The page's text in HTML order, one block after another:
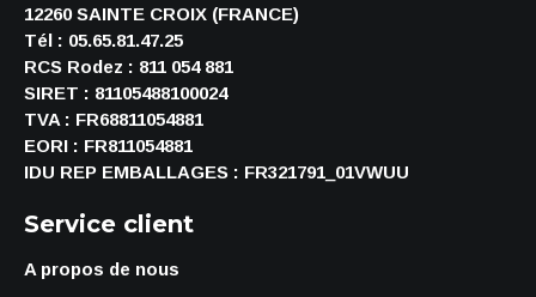
12260 SAINTE CROIX (FRANCE)
Tél : 05.65.81.47.25
RCS Rodez : 811 054 881
SIRET : 81105488100024
TVA : FR68811054881
EORI : FR811054881
IDU REP EMBALLAGES : FR321791_01VWUU
Service client
A propos de nous